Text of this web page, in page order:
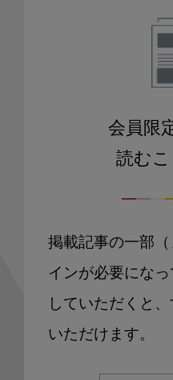
会員限
読む
掲載記事の一部
インが必要にな
していただくと
いただけます。